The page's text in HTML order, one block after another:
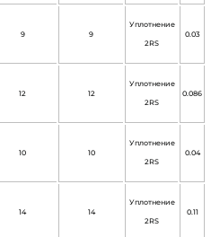
9 9
Уплотнение
2RS
0.03
12 12
Уплотнение
2RS
0.086
10 10
Уплотнение
2RS
0.04
14 14
Уплотнение
2RS
0.11